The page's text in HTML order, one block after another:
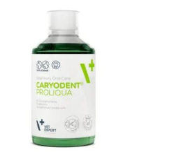
Las
opciones
pueden
elegir
en
la
página